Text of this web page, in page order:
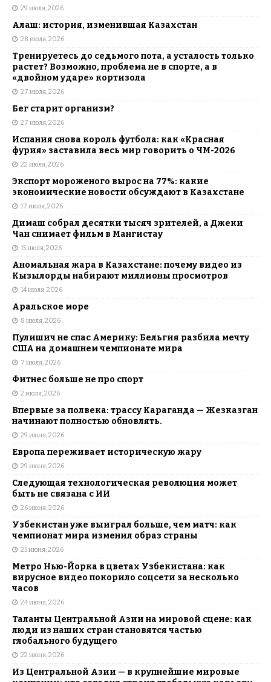
29 июля, 2026
Алаш: история, изменившая Казахстан
28 июля, 2026
Тренируетесь до седьмого пота, а усталость только
растет? Возможно, проблема не в спорте, а в
«двойном ударе» кортизола
27 июля, 2026
Бег старит организм?
27 июля, 2026
Испания снова король футбола: как «Красная
фурия» заставила весь мир говорить о ЧМ-2026
22 июля, 2026
Экспорт мороженого вырос на 77%: какие
экономические новости обсуждают в Казахстане
17 июля, 2026
Димаш собрал десятки тысяч зрителей, а Джеки
Чан снимает фильм в Мангистау
15 июля, 2026
Аномальная жара в Казахстане: почему видео из
Кызылорды набирают миллионы просмотров
14 июля, 2026
Аральское море
8 июля, 2026
Пулишич не спас Америку: Бельгия разбила мечту
США на домашнем чемпионате мира
7 июля, 2026
Фитнес больше не про спорт
2 июля, 2026
Впервые за полвека: трассу Караганда — Жезказган
начинают полностью обновлять.
29 июня, 2026
Европа переживает историческую жару
29 июня, 2026
Следующая технологическая революция может
быть не связана с ИИ
26 июня, 2026
Узбекистан уже выиграл больше, чем матч: как
чемпионат мира изменил образ страны
25 июня, 2026
Метро Нью-Йорка в цветах Узбекистана: как
вирусное видео покорило соцсети за несколько
часов
24 июня, 2026
Таланты Центральной Азии на мировой сцене: как
люди из наших стран становятся частью
глобального будущего
22 июня, 2026
Из Центральной Азии — в крупнейшие мировые